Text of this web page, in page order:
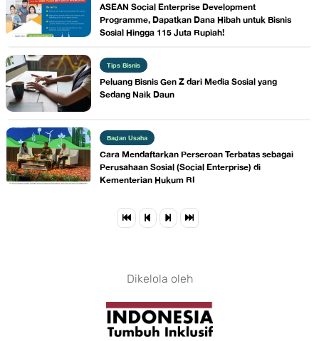
ASEAN Social Enterprise Development
Programme, Dapatkan Dana Hibah untuk Bisnis
Sosial Hingga 115 Juta Rupiah!
Tips Bisnis
Peluang Bisnis Gen Z dari Media Sosial yang
Sedang Naik Daun
Badan Usaha
Cara Mendaftarkan Perseroan Terbatas sebagai
Perusahaan Sosial (Social Enterprise) di
Kementerian Hukum RI
Dikelola oleh